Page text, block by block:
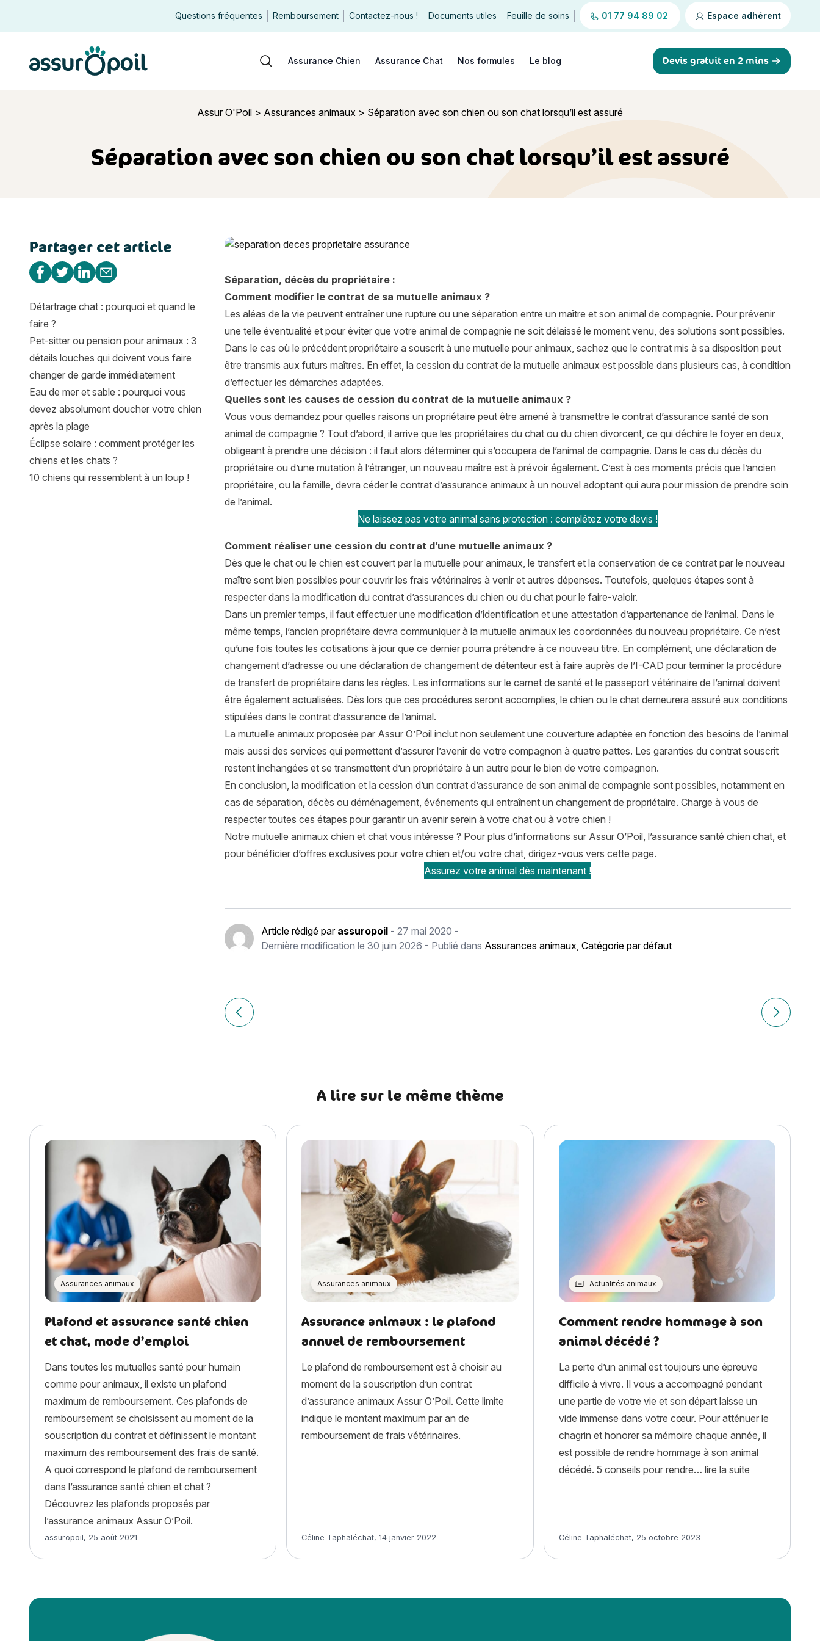
Questions fréquentes Remboursement Contactez-nous ! Documents utiles Feuille de soins 01 77 94 89 02 Espace adhérent
Rechercher
Assurance Chien Assurance Chat Nos formules Le blog Devis gratuit en 2 mins
Assur O'Poil > Assurances animaux > Séparation avec son chien ou son chat lorsqu’il est assuré
Séparation avec son chien ou son chat lorsqu’il est assuré
Séparation avec son chien ou son chat lorsqu’il est assuré
Séparation, décès du propriétaire :
Comment modifier le contrat de sa mutuelle animaux ?
Les aléas de la vie peuvent entraîner une rupture ou une séparation entre un maître et son animal de compagnie. Pour prévenir
une telle éventualité et pour éviter que votre animal de compagnie ne soit délaissé le moment venu, des solutions sont possibles.
Dans le cas où le précédent propriétaire a souscrit à une mutuelle pour animaux, sachez que le contrat mis à sa disposition peut
être transmis aux futurs maîtres. En effet, la cession du contrat de la mutuelle animaux est possible dans plusieurs cas, à condition
d’effectuer les démarches adaptées.
Quelles sont les causes de cession du contrat de la mutuelle animaux ?
Vous vous demandez pour quelles raisons un propriétaire peut être amené à transmettre le contrat d’assurance santé de son
animal de compagnie ? Tout d’abord, il arrive que les propriétaires du chat ou du chien divorcent, ce qui déchire le foyer en deux,
obligeant à prendre une décision : il faut alors déterminer qui s’occupera de l’animal de compagnie. Dans le cas du décès du
propriétaire ou d’une mutation à l’étranger, un nouveau maître est à prévoir également. C’est à ces moments précis que l’ancien
propriétaire, ou la famille, devra céder le contrat d’assurance animaux à un nouvel adoptant qui aura pour mission de prendre soin
de l’animal.
Ne laissez pas votre animal sans protection : complétez votre devis !
Comment réaliser une cession du contrat d’une mutuelle animaux ?
Dès que le chat ou le chien est couvert par la mutuelle pour animaux, le transfert et la conservation de ce contrat par le nouveau
maître sont bien possibles pour couvrir les frais vétérinaires à venir et autres dépenses. Toutefois, quelques étapes sont à
respecter dans la modification du contrat d’assurances du chien ou du chat pour le faire-valoir.
Dans un premier temps, il faut effectuer une modification d’identification et une attestation d’appartenance de l’animal. Dans le
même temps, l’ancien propriétaire devra communiquer à la mutuelle animaux les coordonnées du nouveau propriétaire. Ce n’est
qu’une fois toutes les cotisations à jour que ce dernier pourra prétendre à ce nouveau titre. En complément, une déclaration de
changement d’adresse ou une déclaration de changement de détenteur est à faire auprès de l’I-CAD pour terminer la procédure
de transfert de propriétaire dans les règles. Les informations sur le carnet de santé et le passeport vétérinaire de l’animal doivent
être également actualisées. Dès lors que ces procédures seront accomplies, le chien ou le chat demeurera assuré aux conditions
stipulées dans le contrat d’assurance de l’animal.
La mutuelle animaux proposée par Assur O’Poil inclut non seulement une couverture adaptée en fonction des besoins de l’animal
mais aussi des services qui permettent d’assurer l’avenir de votre compagnon à quatre pattes. Les garanties du contrat souscrit
restent inchangées et se transmettent d’un propriétaire à un autre pour le bien de votre compagnon.
En conclusion, la modification et la cession d’un contrat d’assurance de son animal de compagnie sont possibles, notamment en
cas de séparation, décès ou déménagement, événements qui entraînent un changement de propriétaire. Charge à vous de
respecter toutes ces étapes pour garantir un avenir serein à votre chat ou à votre chien !
Notre mutuelle animaux chien et chat vous intéresse ? Pour plus d’informations sur Assur O’Poil, l’assurance santé chien chat, et
pour bénéficier d’offres exclusives pour votre chien et/ou votre chat, dirigez-vous vers cette page.
Assurez votre animal dès maintenant !
Article rédigé par assuropoil - 27 mai 2020 -
Dernière modification le 30 juin 2026 - Publié dans Assurances animaux, Catégorie par défaut
Navigation
de
Article précédent Quels sont les légumes bénéfiques pour la santé de votre chien ? Article
Partager cet article
Partager sur Facebook
Partager sur Twitter
Partager sur Linkedin
Partager par e-mail
Détartrage chat : pourquoi et quand le
faire ?
Pet-sitter ou pension pour animaux : 3
détails louches qui doivent vous faire
changer de garde immédiatement
Eau de mer et sable : pourquoi vous
devez absolument doucher votre chien
après la plage
Éclipse solaire : comment protéger les
chiens et les chats ?
10 chiens qui ressemblent à un loup !
A lire sur le même thème
Assurances animaux
Plafond et assurance santé chien
et chat, mode d’emploi
Dans toutes les mutuelles santé pour humain
comme pour animaux, il existe un plafond
maximum de remboursement. Ces plafonds de
remboursement se choisissent au moment de la
souscription du contrat et définissent le montant
maximum des remboursement des frais de santé.
A quoi correspond le plafond de remboursement
dans l’assurance santé chien et chat ?
Découvrez les plafonds proposés par
l’assurance animaux Assur O’Poil.
Article rédigé par
assuropoil, 25 août 2021
Assurances animaux
Assurance animaux : le plafond
annuel de remboursement
Le plafond de remboursement est à choisir au
moment de la souscription d’un contrat
d’assurance animaux Assur O’Poil. Cette limite
indique le montant maximum par an de
remboursement de frais vétérinaires.
Article rédigé par
Céline Taphaléchat,14 janvier 2022
Actualités animaux
Comment rendre hommage à son
animal décédé ?
La perte d’un animal est toujours une épreuve
difficile à vivre. Il vous a accompagné pendant
une partie de votre vie et son départ laisse un
vide immense dans votre cœur. Pour atténuer le
chagrin et honorer sa mémoire chaque année, il
est possible de rendre hommage à son animal
décédé. 5 conseils pour rendre… lire la suite« Comment
Article rédigé par
Céline Taphaléchat, 25 octobre 2023